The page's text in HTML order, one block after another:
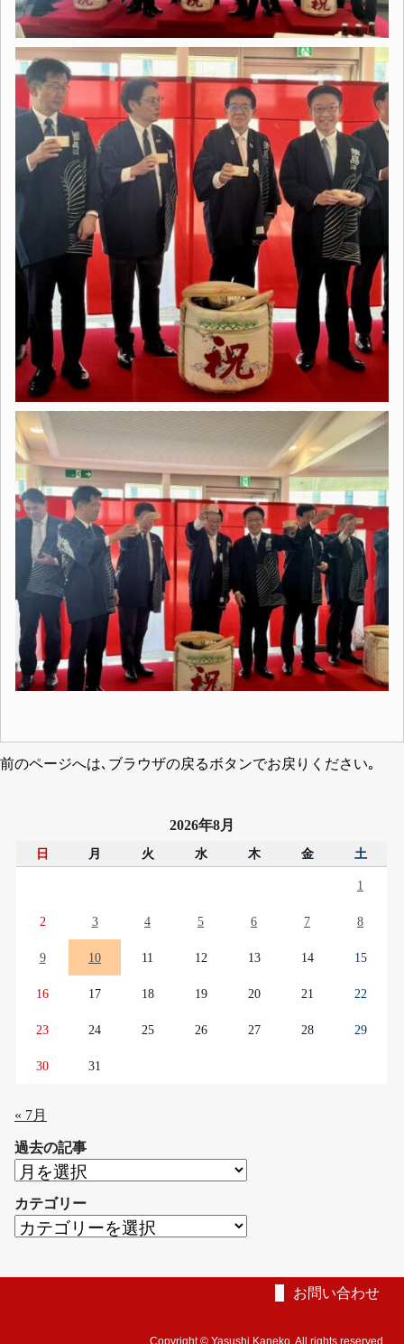
前のページへは､ブラウザの戻るボタンでお戻りください｡
2026年8月
日 月 火 水 木 金 土
1
2 3 4 5 6 7 8
9 10 11 12 13 14 15
16 17 18 19 20 21 22
23 24 25 26 27 28 29
30 31
« 7月
過去の記事
過
の
記
カテゴリー
カ
お問い合わせ